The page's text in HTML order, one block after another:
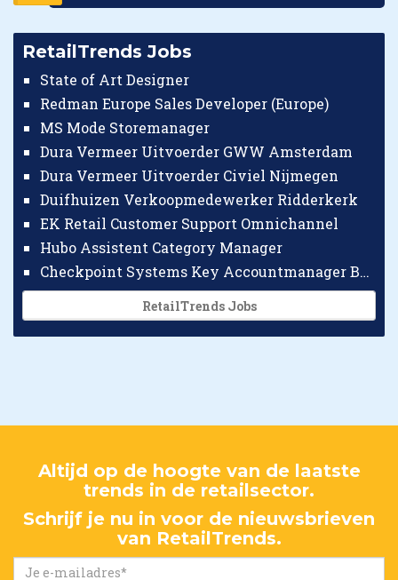
RetailTrends Jobs
State of Art Designer
Redman Europe Sales Developer (Europe)
MS Mode Storemanager
Dura Vermeer Uitvoerder GWW Amsterdam
Dura Vermeer Uitvoerder Civiel Nijmegen
Duifhuizen Verkoopmedewerker Ridderkerk
EK Retail Customer Support Omnichannel
Hubo Assistent Category Manager
Checkpoint Systems Key Accountmanager Benelux
RetailTrends Jobs
Altijd op de hoogte van de laatste
trends in de retailsector.
Schrijf je nu in voor de nieuwsbrieven
van RetailTrends.